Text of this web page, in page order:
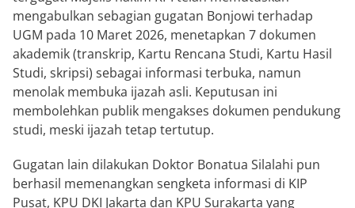
mengabulkan sebagian gugatan Bonjowi terhadap
UGM pada 10 Maret 2026, menetapkan 7 dokumen
akademik (transkrip, Kartu Rencana Studi, Kartu Hasil
Studi, skripsi) sebagai informasi terbuka, namun
menolak membuka ijazah asli. Keputusan ini
membolehkan publik mengakses dokumen pendukung
studi, meski ijazah tetap tertutup.
Gugatan lain dilakukan Doktor Bonatua Silalahi pun
berhasil memenangkan sengketa informasi di KIP
Pusat, KPU DKI Jakarta dan KPU Surakarta yang